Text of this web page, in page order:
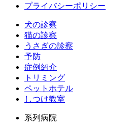
プライバシーポリシー
犬の診察
猫の診察
うさぎの診察
予防
症例紹介
トリミング
ペットホテル
しつけ教室
系列病院